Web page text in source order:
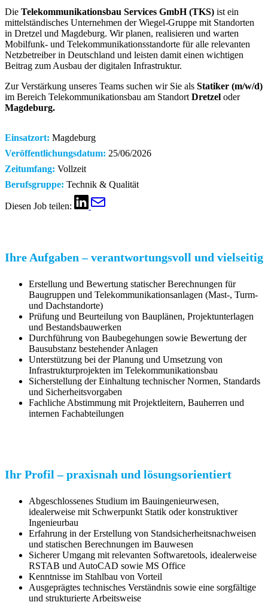
Die Telekommunikationsbau Services GmbH (TKS) ist ein
mittelständisches Unternehmen derWiegel-Gruppe mit Standorten
in Dretzel und Magdeburg. Wir planen, realisieren und warten
Mobilfunk- und Telekommunikationsstandorte für alle relevanten
Netzbetreiber in Deutschland und leisten damit einen wichtigen
Beitrag zum Ausbau der digitalen Infrastruktur.
Zur Verstärkung unseres Teams suchen wir Sie als Statiker (m/w/d)
im Bereich Telekommunikationsbau am Standort Dretzel oder
Magdeburg.
Einsatzort: Magdeburg
Veröffentlichungsdatum: 25/06/2026
Zeitumfang: Vollzeit
Berufsgruppe: Technik & Qualität
Diesen Job teilen:
Ihre Aufgaben – verantwortungsvoll und vielseitig
Erstellung und Bewertung statischer Berechnungen für
Baugruppen und Telekommunikationsanlagen (Mast-, Turm-
und Dachstandorte)
Prüfung und Beurteilung von Bauplänen, Projektunterlagen
und Bestandsbauwerken
Durchführung von Baubegehungen sowie Bewertung der
Bausubstanz bestehender Anlagen
Unterstützung bei der Planung und Umsetzung von
Infrastrukturprojekten im Telekommunikationsbau
Sicherstellung der Einhaltung technischer Normen, Standards
und Sicherheitsvorgaben
Fachliche Abstimmung mit Projektleitern, Bauherren und
internen Fachabteilungen
Ihr Profil – praxisnah und lösungsorientiert
Abgeschlossenes Studium im Bauingenieurwesen,
idealerweise mit Schwerpunkt Statik oder konstruktiver
Ingenieurbau
Erfahrung in der Erstellung von Standsicherheitsnachweisen
und statischen Berechnungen im Bauwesen
Sicherer Umgang mit relevanten Softwaretools, idealerweise
RSTAB und AutoCAD sowie MS Office
Kenntnisse im Stahlbau von Vorteil
Ausgeprägtes technisches Verständnis sowie eine sorgfältige
und strukturierte Arbeitsweise